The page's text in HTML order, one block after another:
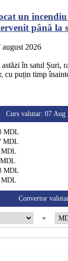
un
până la
august 2026
în satul Șuri,
cu puțin timp
Curs valutar: 07 Aug
MDL
MDL
MDL
MDL
MDL
Convertor
»